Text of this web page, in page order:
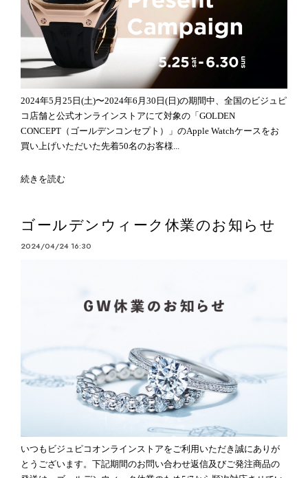
2024年5月25日(土)〜2024年6月30日(日)の期間中、全国のビジュピ
コ店舗と公式オンラインストアにて対象の「GOLDEN
CONCEPT（ゴールデンコンセプト）」のApple Watchケースをお
買い上げいただいた先着50名のお客様...
続きを読む
ゴールデンウィーク休業のお知らせ
2024/04/24 16:30
いつもビジュピコオンラインストアをご利用いただき誠にありが
とうございます。下記期間のお問い合わせ返信及びご発注商品の